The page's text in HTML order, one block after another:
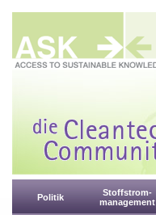
Politik
Stoffstrom-
management